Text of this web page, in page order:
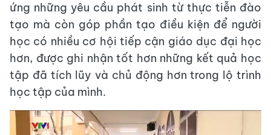
ứng những yêu cầu phát sinh từ thực tiễn đào
tạo mà còn góp phần tạo điều kiện để người
học có nhiều cơ hội tiếp cận giáo dục đại học
hơn, được ghi nhận tốt hơn những kết quả học
tập đã tích lũy và chủ động hơn trong lộ trình
học tập của mình.